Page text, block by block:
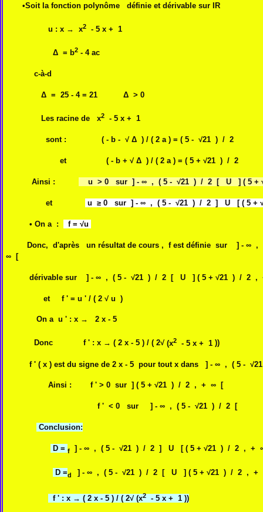
•Soit la fonction polynôme définie et dérivable sur IR
u : x → x2 - 5 x + 1
Δ = b2 - 4 ac
c-à-d
Δ = 25 - 4 = 21 Δ > 0
Les racine de x2 - 5 x + 1
sont : ( - b - √ Δ ) / ( 2 a ) = ( 5 - √21 ) / 2
et ( - b + √ Δ ) / ( 2 a ) = ( 5 + √21 ) / 2
Ainsi : u > 0 sur ] - ∞ , ( 5 - √21 ) / 2 [ U ] ( 5 +
et u ≥ 0 sur ] - ∞ , ( 5 - √21 ) / 2 ] U [ ( 5 +
• On a : f = √u
Donc, d'après un résultat de cours , f est définie sur
] - ∞ ,
∞ [
dérivable sur ] - ∞ , ( 5 - √21 ) / 2 [ U ] ( 5 + √21 ) / 2 ,
et f ' = u ' / ( 2 √ u )
On a u ' : x → 2 x - 5
Donc f ' : x → ( 2 x - 5 ) / ( 2√ (x2 - 5 x + 1 ))
f ' ( x ) est du signe de 2 x - 5 pour tout x dans ] - ∞ , ( 5 -
Ainsi : f ' > 0 sur ] ( 5 + √21 ) / 2 , + ∞ [
f ' < 0 sur ] - ∞ , ( 5 - √21 ) / 2 [
Conclusion:
D = f ] - ∞ , ( 5 - √21 ) / 2 ] U [ ( 5 + √21 ) / 2 , +
D =d ] - ∞ , ( 5 - √21 ) / 2 [ U ] ( 5 + √21 ) / 2 , +
f ' : x → ( 2 x - 5 ) / ( 2√ (x2 - 5 x + 1 ))